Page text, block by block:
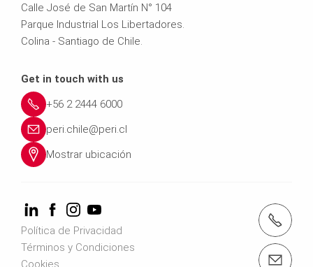
Calle José de San Martín N° 104
Parque Industrial Los Libertadores.
Colina - Santiago de Chile.
Get in touch with us
+56 2 2444 6000
peri.chile@peri.cl
Mostrar ubicación
Política de Privacidad
Términos y Condiciones
Cookies